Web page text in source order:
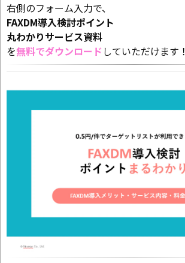
右側のフォーム入力で、
FAXDM導入検討ポイント
丸わかりサービス資料
を無料でダウンロードしていただけます！